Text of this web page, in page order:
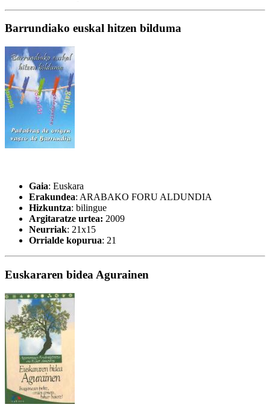
Barrundiako euskal hitzen bilduma
Gaia: Euskara
Erakundea: ARABAKO FORU ALDUNDIA
Hizkuntza: bilingue
Argitaratze urtea: 2009
Neurriak: 21x15
Orrialde kopurua: 21
Euskararen bidea Agurainen